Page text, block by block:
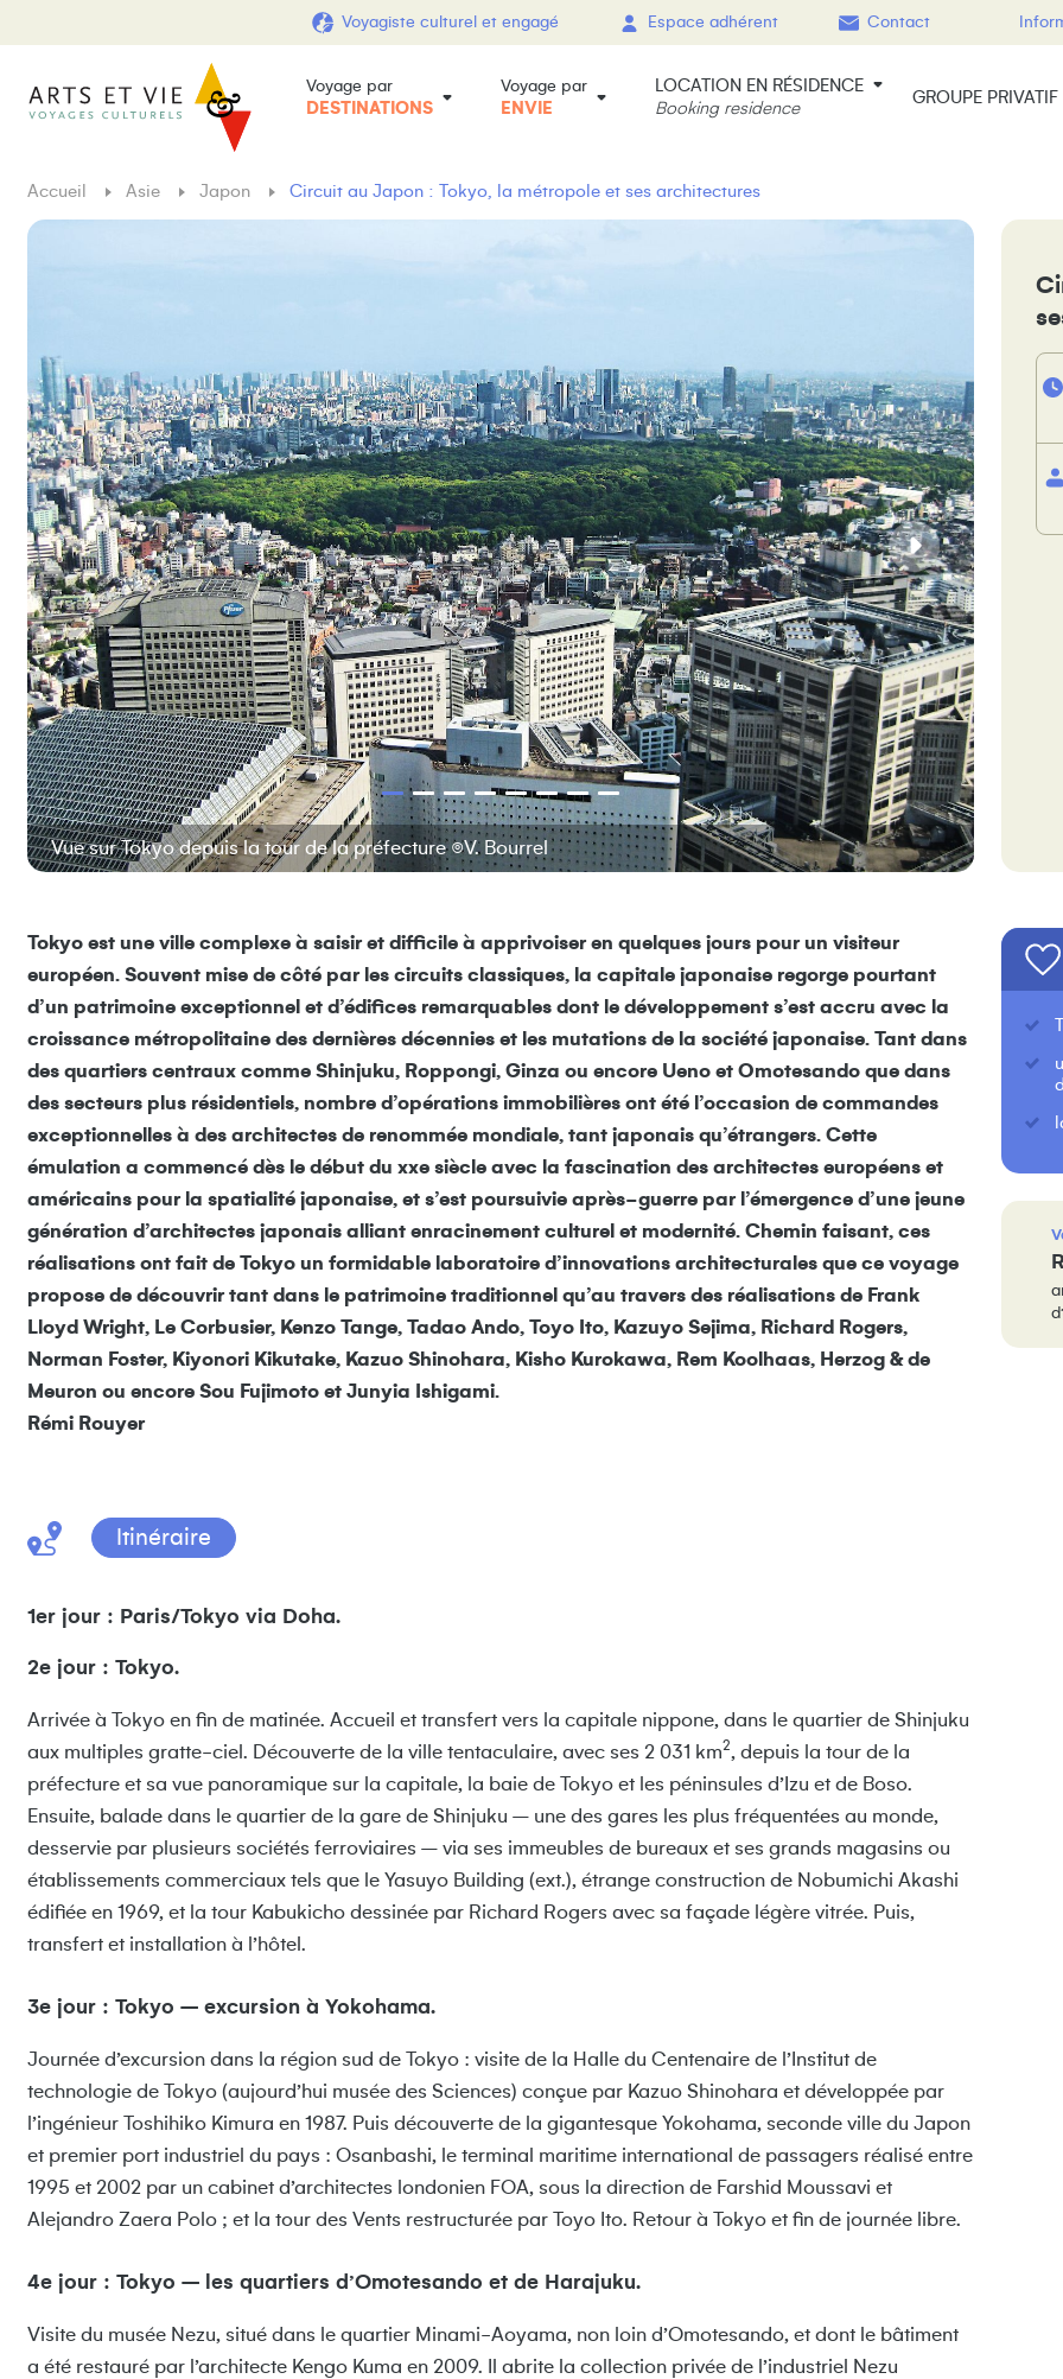
Voyagiste culturel et engagé Espace adhérent Contact
Voyage par
DESTINATIONS
Voyage par
ENVIE
LOCATION EN RÉSIDENCE
Booking residence
GROUPE PRIVATIF
Accueil Asie Japon Circuit au Japon : Tokyo, la métropole et ses architectures
Vue sur Tokyo depuis la tour de la préfecture ©V. Bourrel
Tokyo est une ville complexe à saisir et difficile à apprivoiser en quelques jours pour un visiteur
européen. Souvent mise de côté par les circuits classiques, la capitale japonaise regorge pourtant
d’un patrimoine exceptionnel et d’édifices remarquables dont le développement s’est accru avec la
croissance métropolitaine des dernières décennies et les mutations de la société japonaise. Tant dans
des quartiers centraux comme Shinjuku, Roppongi, Ginza ou encore Ueno et Omotesando que dans
des secteurs plus résidentiels, nombre d’opérations immobilières ont été l’occasion de commandes
exceptionnelles à des architectes de renommée mondiale, tant japonais qu’étrangers. Cette
émulation a commencé dès le début du xxe siècle avec la fascination des architectes européens et
américains pour la spatialité japonaise, et s’est poursuivie après-guerre par l’émergence d’une jeune
génération d’architectes japonais alliant enracinement culturel et modernité. Chemin faisant, ces
réalisations ont fait de Tokyo un formidable laboratoire d’innovations architecturales que ce voyage
propose de découvrir tant dans le patrimoine traditionnel qu’au travers des réalisations de Frank
Lloyd Wright, Le Corbusier, Kenzo Tange, Tadao Ando, Toyo Ito, Kazuyo Sejima, Richard Rogers,
Norman Foster, Kiyonori Kikutake, Kazuo Shinohara, Kisho Kurokawa, Rem Koolhaas, Herzog & de
Meuron ou encore Sou Fujimoto et Junyia Ishigami.
Rémi Rouyer
Itinéraire
1er jour : Paris/Tokyo via Doha.
2e jour : Tokyo.
Arrivée à Tokyo en fin de matinée. Accueil et transfert vers la capitale nippone, dans le quartier de Shinjuku
aux multiples gratte-ciel. Découverte de la ville tentaculaire, avec ses 2 031 km2, depuis la tour de la
préfecture et sa vue panoramique sur la capitale, la baie de Tokyo et les péninsules d’Izu et de Boso.
Ensuite, balade dans le quartier de la gare de Shinjuku – une des gares les plus fréquentées au monde,
desservie par plusieurs sociétés ferroviaires – via ses immeubles de bureaux et ses grands magasins ou
établissements commerciaux tels que le Yasuyo Building (ext.), étrange construction de Nobumichi Akashi
édifiée en 1969, et la tour Kabukicho dessinée par Richard Rogers avec sa façade légère vitrée. Puis,
transfert et installation à l’hôtel.
3e jour : Tokyo – excursion à Yokohama.
Journée d’excursion dans la région sud de Tokyo : visite de la Halle du Centenaire de l’Institut de
technologie de Tokyo (aujourd’hui musée des Sciences) conçue par Kazuo Shinohara et développée par
l’ingénieur Toshihiko Kimura en 1987. Puis découverte de la gigantesque Yokohama, seconde ville du Japon
et premier port industriel du pays : Osanbashi, le terminal maritime international de passagers réalisé entre
1995 et 2002 par un cabinet d’architectes londonien FOA, sous la direction de Farshid Moussavi et
Alejandro Zaera Polo ; et la tour des Vents restructurée par Toyo Ito. Retour à Tokyo et fin de journée libre.
4e jour : Tokyo – les quartiers d’Omotesando et de Harajuku.
Visite du musée Nezu, situé dans le quartier Minami-Aoyama, non loin d’Omotesando, et dont le bâtiment
a été restauré par l’architecte Kengo Kuma en 2009. Il abrite la collection privée de l’industriel Nezu